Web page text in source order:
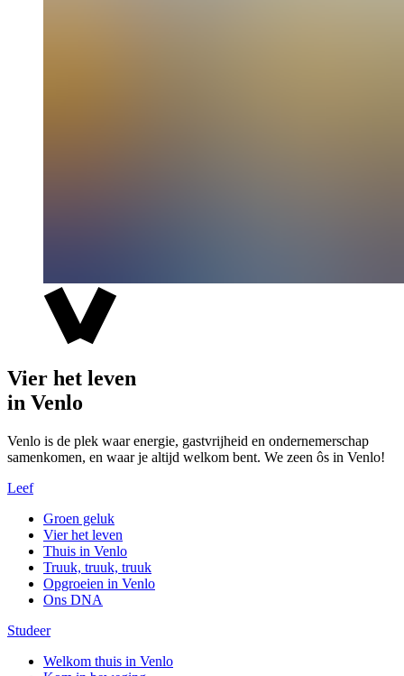
Vier het leven
in Venlo
Venlo is de plek waar energie, gastvrijheid en ondernemerschap
samenkomen, en waar je altijd welkom bent. We zeen ôs in Venlo!
Leef
Groen geluk
Vier het leven
Thuis in Venlo
Truuk, truuk, truuk
Opgroeien in Venlo
Ons DNA
Studeer
Welkom thuis in Venlo